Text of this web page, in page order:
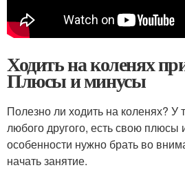
Ходить на коленях
Плюсы и минусы
Полезно ли ходить на коленях? У
любого другого, есть свою плюсы
особенности нужно брать во
начать занятие.